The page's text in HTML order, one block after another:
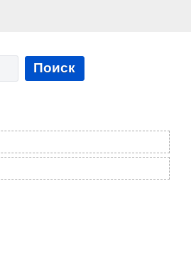
Поиск